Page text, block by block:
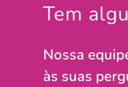
Tem
Nossa
às suas